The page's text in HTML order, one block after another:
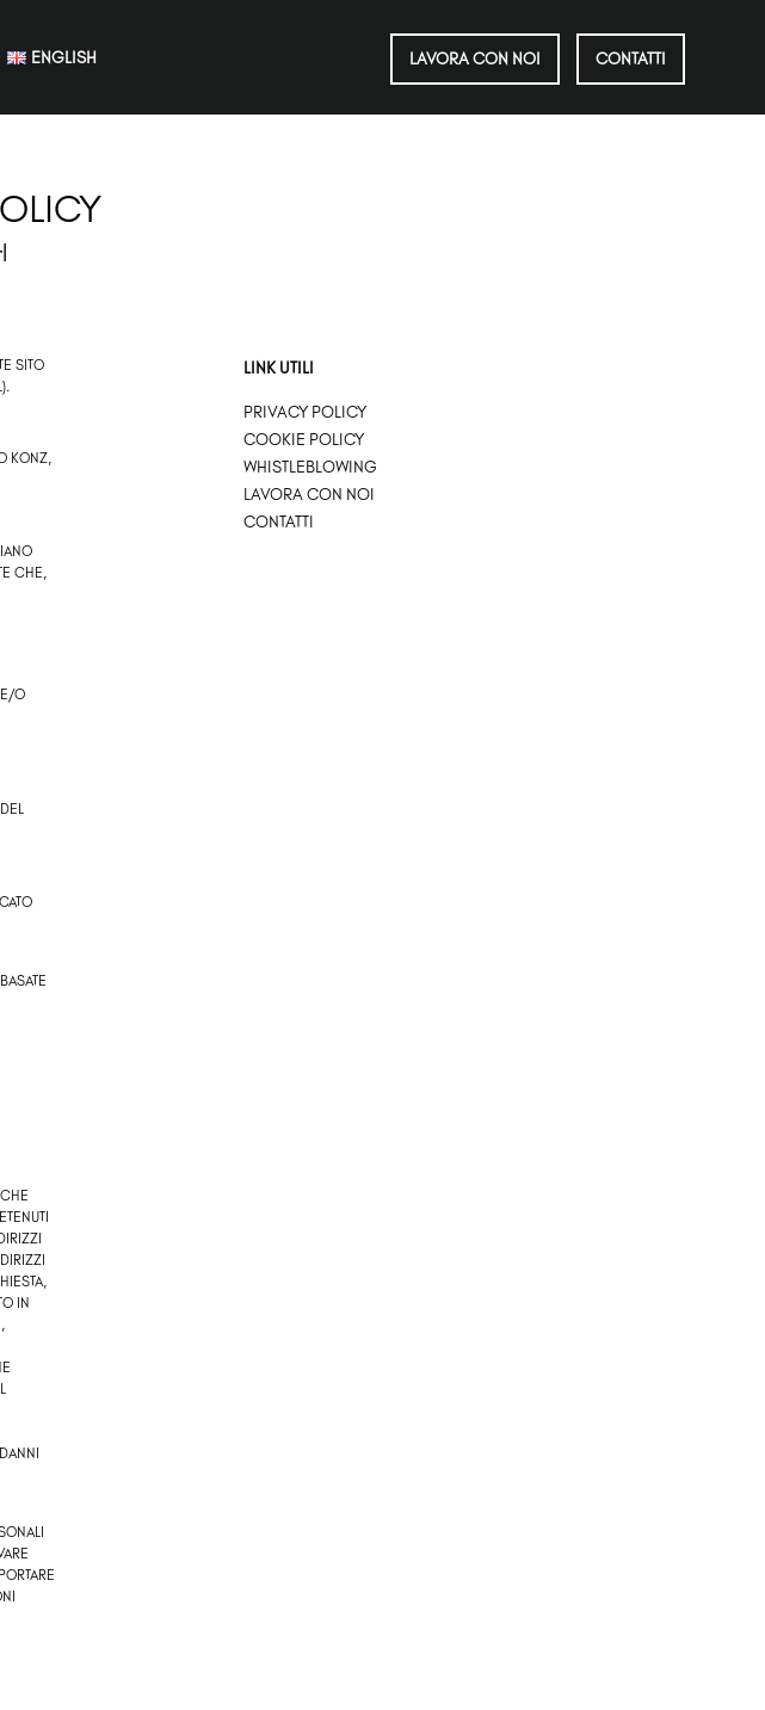
ENGLISH LAVORA CON NOI CONTATTI
SITO
KONZ,
CHE,
E/O
IN
LINK UTILI
PRIVACY POLICY
COOKIE POLICY
WHISTLEBLOWING
LAVORA CON NOI
CONTATTI